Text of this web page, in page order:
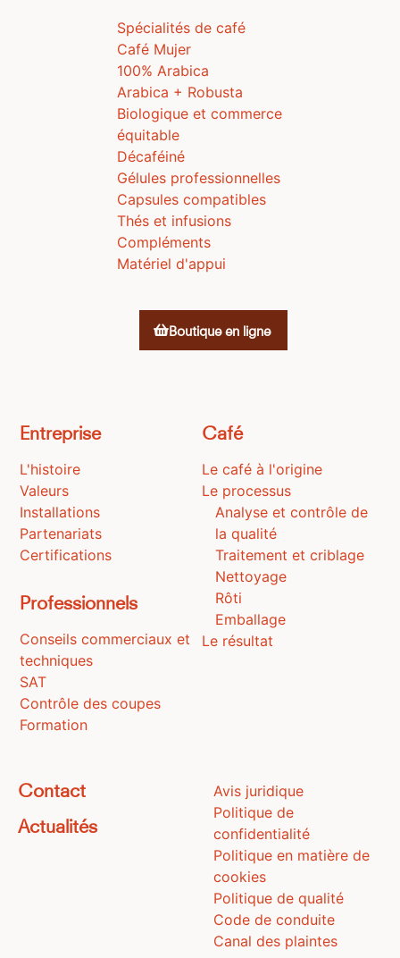
Spécialités de café
Café Mujer
100% Arabica
Arabica + Robusta
Biologique et commerce
équitable
Décaféiné
Gélules professionnelles
Capsules compatibles
Thés et infusions
Compléments
Matériel d'appui
Boutique en ligne
Entreprise
L'histoire
Valeurs
Installations
Partenariats
Certifications
Professionnels
Conseils commerciaux et
techniques
SAT
Contrôle des coupes
Formation
Café
Le café à l'origine
Le processus
Analyse et contrôle de
la qualité
Traitement et criblage
Nettoyage
Rôti
Emballage
Le résultat
Contact
Actualités
Avis juridique
Politique de
confidentialité
Politique en matière de
cookies
Politique de qualité
Code de conduite
Canal des plaintes